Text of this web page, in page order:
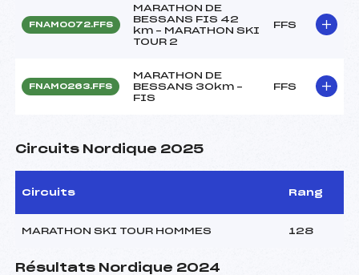
FNAM0072.FFS
MARATHON DE
BESSANS FIS 42
km – MARATHON SKI
TOUR 2
FFS
FNAM0263.FFS
MARATHON DE
BESSANS 30km –
FIS
FFS
Circuits Nordique 2025
Circuits Rang
MARATHON SKI TOUR HOMMES 128
Résultats Nordique 2024